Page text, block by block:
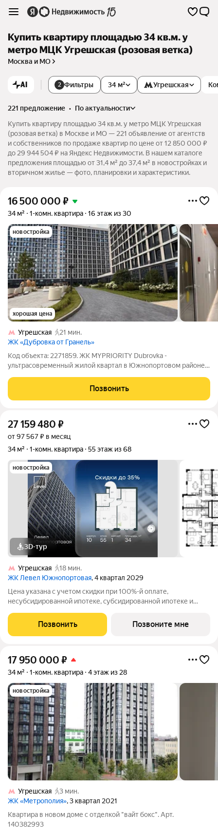
Купить квартиру площадью 34 кв.м. у
метро МЦК Угрешская (розовая ветка)
Москва и МО
AI 2 Фильтры 34 м² Угрешская
221 предложение •
по актуальности
Купить квартиру площадью 34 кв.м. у метро МЦК Угрешская
(розовая ветка) в Москве и МО — 221 объявление от агентств
и собственников по продаже квартир по цене от 12 850 000 ₽
до 29 944 504 ₽ на Яндекс Недвижимости. В нашем каталоге
предложения площадью от 31,4 м² до 37,4 м² в новостройках и
вторичном жилье — фото, планировки и характеристики.
16 500 000 ₽
34 м² 1-комн. квартира 16 этаж из 30
новостройка
хорошая цена
Угрешская
21 мин.
ЖК «Дубровка от Гранель»
Код объекта: 2271859. ЖК MYPRIORITY Dubrovka -
ультрасовременный жилой квартал в Южнопортовом районе
корпусов переменной этажности, возведенных по
монолитной технологии. Проект расположен в районе
Позвонить
27 159 480 ₽
от 97 567 ₽ в месяц
34 м²
1-комн. квартира 55 этаж из 68
новостройка
3D-тур
Угрешская
18 мин.
ЖК Левел Южнопортовая, 4 квартал 2029
Цена указана с учетом скидки при 100%-й оплате,
несубсидированной ипотеке, субсидированной ипотеке и
личном кабинете до обращения за консультацией. В северной
части района Печатники
Позвонить Позвоните мне
17 950 000 ₽
34 м² 1-комн. квартира 4 этаж из 28
новостройка
Угрешская
3 мин.
ЖК «Метрополия», 3 квартал 2021
Квартира в новом доме с отделкой "вайт бокс". Арт.
140382993